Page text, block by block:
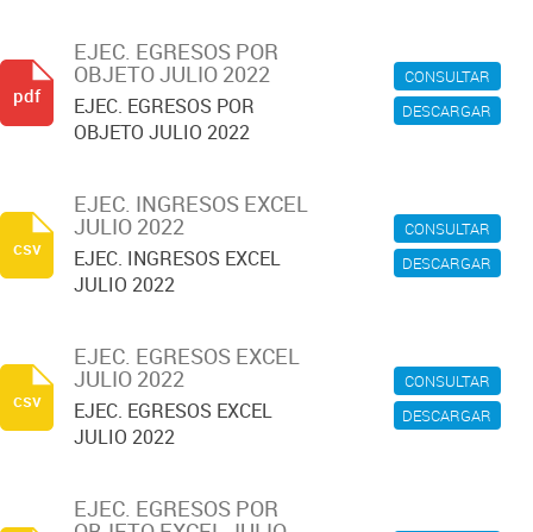
CONSULTAR
DESCARGAR
EJEC. EGRESOS POR
OBJETO JULIO 2022
EJEC. EGRESOS POR
OBJETO JULIO 2022
pdf
CONSULTAR
DESCARGAR
EJEC. INGRESOS EXCEL
JULIO 2022
EJEC. INGRESOS EXCEL
JULIO 2022
csv
CONSULTAR
DESCARGAR
EJEC. EGRESOS EXCEL
JULIO 2022
EJEC. EGRESOS EXCEL
JULIO 2022
csv
EJEC. EGRESOS POR